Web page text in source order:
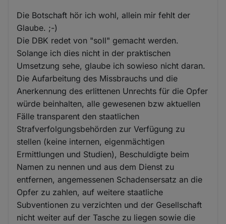
Die Botschaft hör ich wohl, allein mir fehlt der
Glaube. ;-)
Die DBK redet von "soll" gemacht werden.
Solange ich dies nicht in der praktischen
Umsetzung sehe, glaube ich sowieso nicht daran.
Die Aufarbeitung des Missbrauchs und die
Anerkennung des erlittenen Unrechts für die Opfer
würde beinhalten, alle gewesenen bzw aktuellen
Fälle transparent den staatlichen
Strafverfolgungsbehörden zur Verfügung zu
stellen (keine internen, eigenmächtigen
Ermittlungen und Studien), Beschuldigte beim
Namen zu nennen und aus dem Dienst zu
entfernen, angemessenen Schadensersatz an die
Opfer zu zahlen, auf weitere staatliche
Subventionen zu verzichten und der Gesellschaft
nicht weiter auf der Tasche zu liegen sowie die